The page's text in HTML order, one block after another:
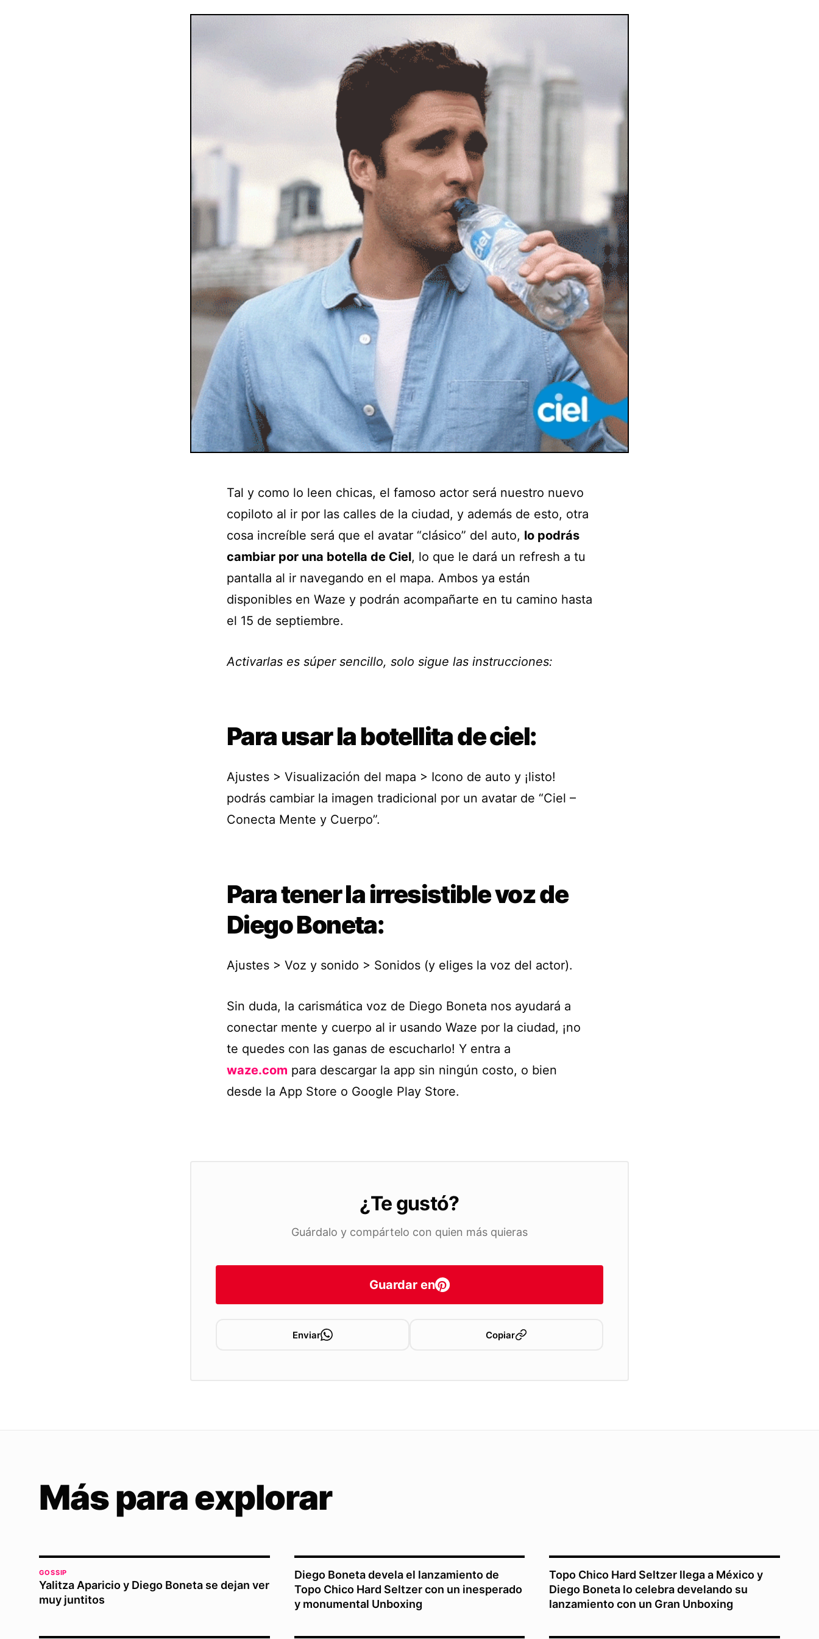
Tal y como lo leen chicas, el famoso actor será nuestro nuevo
copiloto al ir por las calles de la ciudad, y además de esto, otra
cosa increíble será que el avatar “clásico” del auto, lo podrás
cambiar por una botella de Ciel, lo que le dará un refresh a tu
pantalla al ir navegando en el mapa. Ambos ya están
disponibles en Waze y podrán acompañarte en tu camino hasta
el 15 de septiembre.
Activarlas es súper sencillo, solo sigue las instrucciones:
Para usar la botellita de ciel:
Ajustes > Visualización del mapa > Icono de auto y ¡listo!
podrás cambiar la imagen tradicional por un avatar de “Ciel –
Conecta Mente y Cuerpo”.
Para tener la irresistible voz de
Diego Boneta:
Ajustes > Voz y sonido > Sonidos (y eliges la voz del actor).
Sin duda, la carismática voz de Diego Boneta nos ayudará a
conectar mente y cuerpo al ir usando Waze por la ciudad, ¡no
te quedes con las ganas de escucharlo! Y entra a
waze.com para descargar la app sin ningún costo, o bien
desde la App Store o Google Play Store.
¿Te gustó?
Guárdalo y compártelo con quien más quieras
Guardar en
Enviar Copiar
Más para explorar
GOSSIP
Yalitza Aparicio y Diego Boneta se dejan ver
muy juntitos
Diego Boneta devela el lanzamiento de
Topo Chico Hard Seltzer con un inesperado
y monumental Unboxing
Topo Chico Hard Seltzer llega a México y
Diego Boneta lo celebra develando su
lanzamiento con un Gran Unboxing